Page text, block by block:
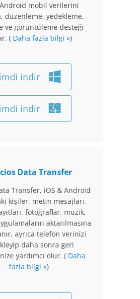
mobil verilerini
düzenleme, yedekleme,
ve görüntüleme desteği
( Daha fazla bilgi »)
indir
indir
Data Transfer
Transfer, iOS & Android
kişiler, metin mesajları,
fotoğraflar, müzik,
aktarılmasına
ayrıca telefon verinizi
daha sonra geri
yardımcı olur. ( Daha
fazla bilgi »)